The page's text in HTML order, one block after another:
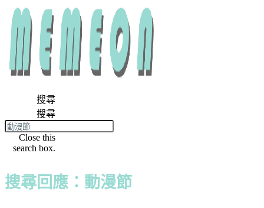
搜尋
搜尋
Close this
search box.
搜尋回應：動漫節